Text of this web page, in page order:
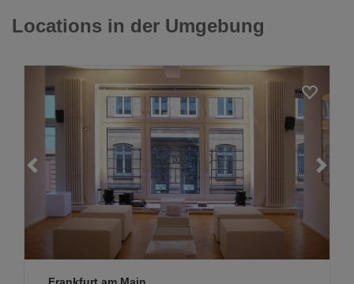
Locations in der Umgebung
Loading...
Frankfurt am Main